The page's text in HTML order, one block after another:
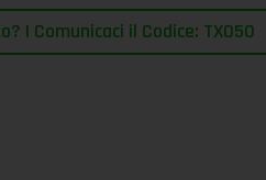
| Comunicaci il Codice: TX050